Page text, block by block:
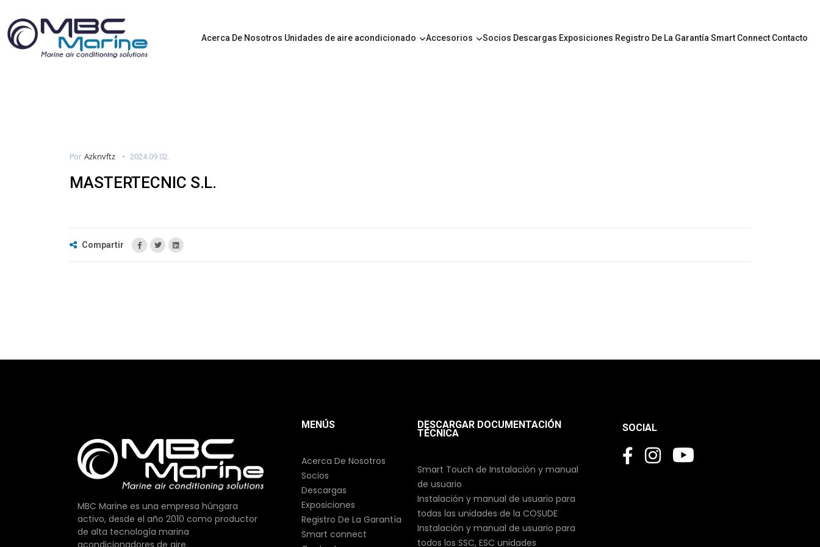
Acerca De Nosotros Unidades de aire acondicionado Accesorios Socios Descargas Exposiciones Registro De La Garantía Smart Connect Contacto
Por Azknvftz 2024.09.02.
MASTERTECNIC S.L.
Compartir
MBC Marine es una empresa húngara
activo, desde el año 2010 como productor
de alta tecnología marina
MENÚS
Acerca De Nosotros
Socios
Descargas
Exposiciones
Registro De La Garantía
Smart connect
DESCARGAR DOCUMENTACIÓN
TÉCNICA
Smart Touch de Instalación y manual
de usuario
Instalación y manual de usuario para
todas las unidades de la COSUDE
Instalación y manual de usuario para
todos los SSC, ESC unidades
SOCIAL